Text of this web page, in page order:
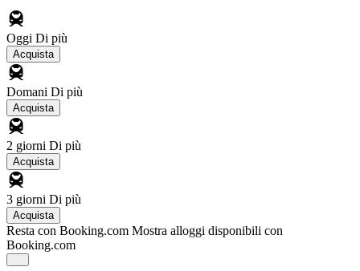
Oggi Di più
Acquista
Domani Di più
Acquista
2 giorni Di più
Acquista
3 giorni Di più
Acquista
Resta con Booking.com Mostra alloggi disponibili con
Booking.com